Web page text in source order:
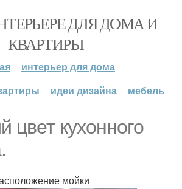
ДЛЯ ДОМА И
КВАРТИРЫ
интерьер для дома
идеи дизайна мебель
цвет кухонного
мойки